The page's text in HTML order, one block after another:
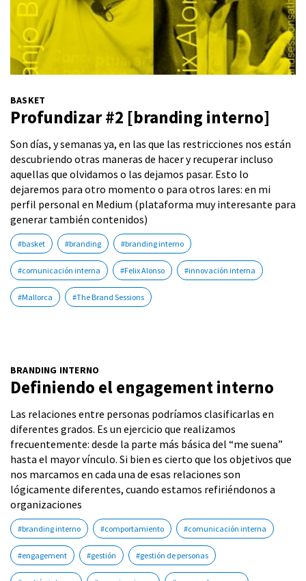
BASKET
Profundizar #2 [branding interno]
Son días, y semanas ya, en las que las restricciones nos están
descubriendo otras maneras de hacer y recuperar incluso
aquellas que olvidamos o las dejamos pasar. Esto lo
dejaremos para otro momento o para otros lares: en mi
perfil personal en Medium (plataforma muy interesante para
generar también contenidos)
#basket #branding #branding interno
#comunicación interna #Felix Alonso #innovación interna
#Mallorca #The Brand Sessions
BRANDING INTERNO
Definiendo el engagement interno
Las relaciones entre personas podríamos clasificarlas en
diferentes grados. Es un ejercicio que realizamos
frecuentemente: desde la parte más básica del “me suena”
hasta el mayor vínculo. Si bien es cierto que los objetivos que
nos marcamos en cada una de esas relaciones son
lógicamente diferentes, cuando estamos refiriéndonos a
organizaciones
#branding interno #comportamiento #comunicación interna
#engagement #gestión #gestión de personas